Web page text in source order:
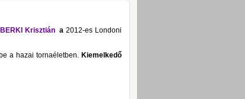
BERKI Krisztiána2012-es Londoni
a hazai tornaéletben.Kiemelkedő